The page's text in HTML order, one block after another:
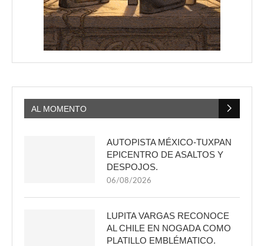
AL MOMENTO
AUTOPISTA MÉXICO-TUXPAN
EPICENTRO DE ASALTOS Y
DESPOJOS.
06/08/2026
LUPITA VARGAS RECONOCE
AL CHILE EN NOGADA COMO
PLATILLO EMBLÉMATICO.